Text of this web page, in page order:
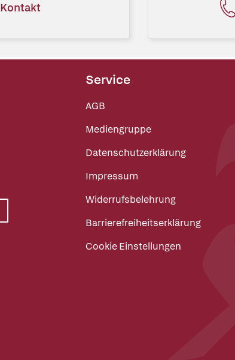
Kontakt
Service
AGB
Mediengruppe
Datenschutzerklärung
Impressum
Widerrufsbelehrung
Barrierefreiheitserklärung
Cookie Einstellungen